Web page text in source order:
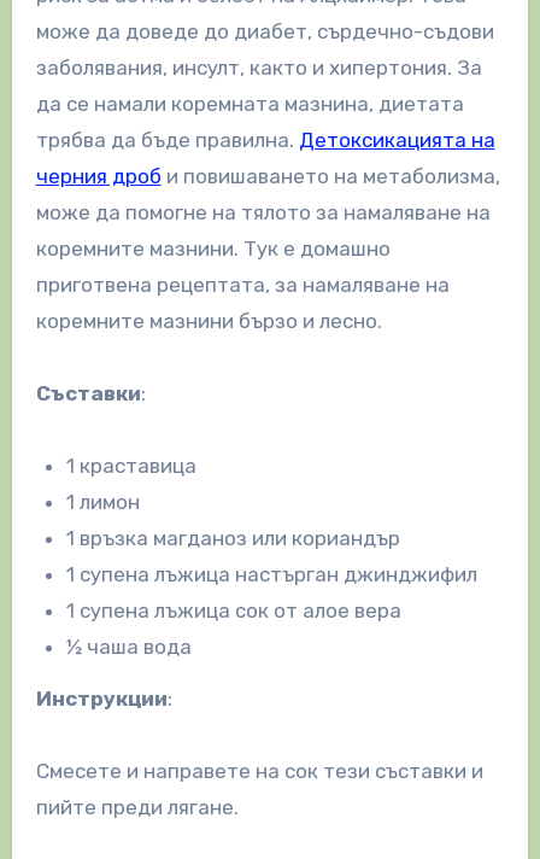
може да доведе до диабет, сърдечно-съдови
заболявания, инсулт, както и хипертония. За
да се намали коремната мазнина, диетата
трябва да бъде правилна. Детоксикацията на
черния дроб и повишаването на метаболизма,
може да помогне на тялото за намаляване на
коремните мазнини. Тук е домашно
приготвена рецептата, за намаляване на
коремните мазнини бързо и лесно.
Съставки:
1 краставица
1 лимон
1 връзка магданоз или кориандър
1 супена лъжица настърган джинджифил
1 супена лъжица сок от алое вера
½ чаша вода
Инструкции:
Смесете и направете на сок тези съставки и
пийте преди лягане.